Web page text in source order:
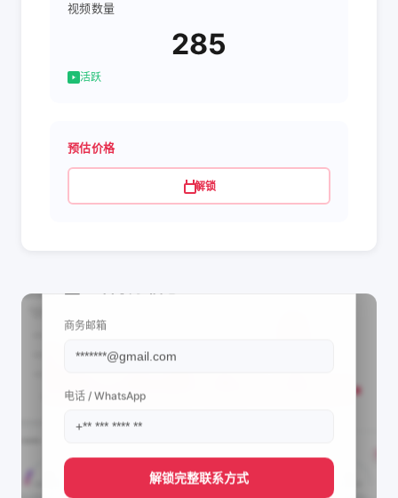
视频数量
285
活跃
预估价格
解锁
商务邮箱
电话 / WhatsApp
解锁完整联系方式